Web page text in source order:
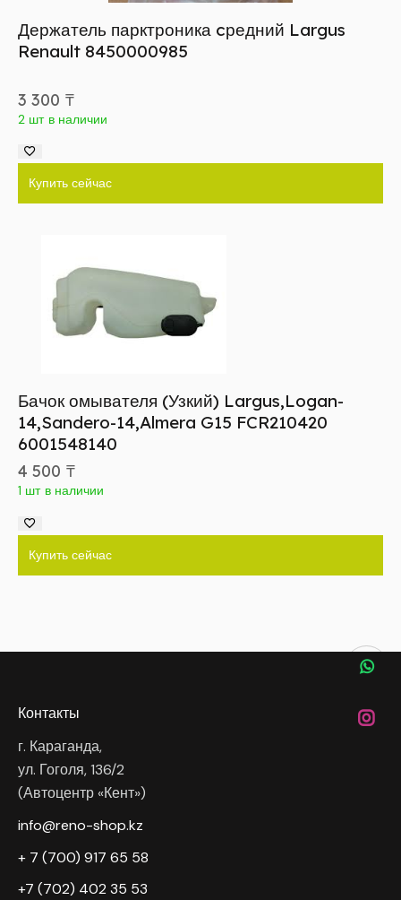
Держатель парктроника cредний Largus
Renault 8450000985
3 300 ₸
2 шт в наличии
Купить сейчас
Бачок омывателя (Узкий) Largus,Logan-
14,Sandero-14,Almera G15 FCR210420
6001548140
4 500 ₸
1 шт в наличии
Купить сейчас
Контакты
г. Караганда,
ул. Гоголя, 136/2
(Автоцентр «Кент»)
info@reno-shop.kz
+ 7 (700) 917 65 58
+7 (702) 402 35 53